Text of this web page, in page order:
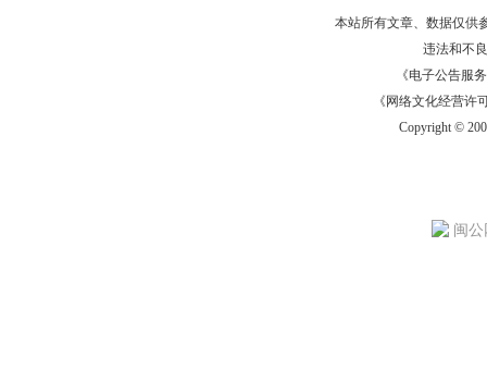
本站所有文章、数据仅供
违法和不
《电子公告服务
《网络文化经营许
Copyright ©
闽公